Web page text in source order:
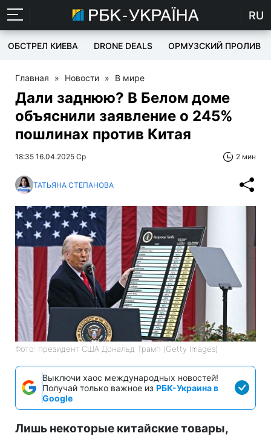
RU
ОБСТРЕЛ КИЕВА DRONE DEALS ОРМУЗСКИЙ ПРОЛИВ
Главная » Новости » В мире
Дали заднюю? В Белом доме
объяснили заявление о 245%
пошлинах против Китая
18:35 16.04.2025 Ср 2 мин
ТАТЬЯНА СТЕПАНОВА
Фото: президент США Дональд Трамп (Getty Images)
Выключи хаос международных новостей!
Получай только важное из РБК-Украина в
Google
Лишь некоторые китайские товары,